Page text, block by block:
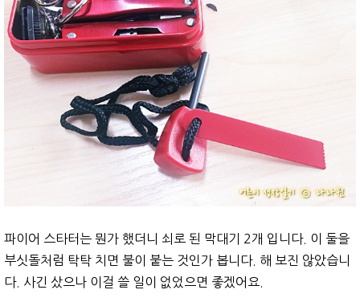
파이어 스타터는 뭔가 했더니 쇠로 된 막대기 2개 입니다. 이 둘을
부싯돌처럼 탁탁 치면 불이 붙는 것인가 봅니다. 해 보진 않았습니
다. 사긴 샀으나 이걸 쓸 일이 없었으면 좋겠어요.